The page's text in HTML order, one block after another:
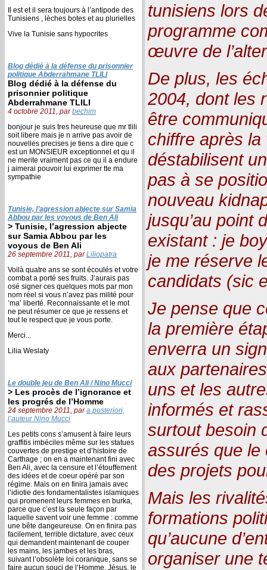
Il est et il sera toujours à l’antipode des
Tunisiens , lèches botes et au plurielles
Vive la Tunisie sans hypocrites
Blog dédié à la défense du prisonnier
politique Abderrahmane TLILI
Blog dédié à la défense du
prisonnier politique
Abderrahmane TLILI
4 octobre 2011, parbechim
bonjour je suis tres heureuse que mr tlili
soit libere mais je n arrive pas avoir de
nouvelles precises je tiens a dire que c
est un MONSIEUR exceptionnel et qu il
ne merite vraiment pas ce qu il a endure
j aimerai pouvoir lui exprimer tte ma
sympathie
Tunisie, l’agression abjecte sur Samia
Abbou par les voyous de Ben Ali
> Tunisie, l’agression abjecte
sur Samia Abbou par les
voyous de Ben Ali
26 septembre 2011, parLiliopatra
Voilà quatre ans se sont écoulés et votre
combat a porté ses fruits. J’aurais pas
osé signer ces quelques mots par mon
nom réel si vous n’avez pas milité pour
’ma’ liberté. Reconnaissante et le mot
ne peut résumer ce que je ressens et
tout le respect que je vous porte.
Merci...
Lilia Weslaty
Le double jeu de Ben Ali / Nino Mucci
> Les procès de l’ignorance et
les progrés de l’Homme
24 septembre 2011, para posteriori,
l’auteur Nino Mucci
Les petits cons s’amusent à faire leurs
graffitis imbéciles même sur les statues
couvertes de prestige et d’histoire de
Carthage ; on en a maintenant fini avec
Ben Ali, avec la censure et l’étouffement
des idées et de coeur opéré par son
régime. Mais on en finira jamais avec
l’idiotie des fondamentalistes islamiques
qui promenent leurs femmes en burka,
parce que c’est la seule façon par
laquelle savent voir une femme : comme
une bête dangeureuse. On en finira pas
facilement, terrible dictature, avec ceux
qui demandent maintenant de couper
les mains, les jambes et les bras,
suivant l’obsolète loi coranique, sans se
faire aucun souci de l’Homme. Jésus, le
tunisiens lors
programme
œuvre de
De plus, les
2004, dont les
être
chiffre après
déstabilisent
pas à se
nouveau
jusqu’au point
existant : je
je me réserve
candidats (sic
Je pense que
la première
enverra un
aux
uns et les
informés et
surtout besoin
assurés que le
des projets
Mais les
formations
qu’aucune
organiser une